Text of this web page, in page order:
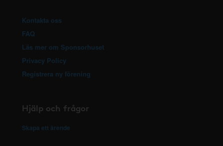
Kontakta oss
FAQ
Läs mer om Sponsorhuset
Privacy Policy
Registrera ny förening
Hjälp och frågor
Skapa ett ärende